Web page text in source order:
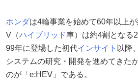
ホンダは4輪事業を始めて60年以上
V（ハイブリッド車）は約4割となる
99年に登場した初代インサイト 以降
システムの研究・開発を進めてきた
のが「e:HEV」である。